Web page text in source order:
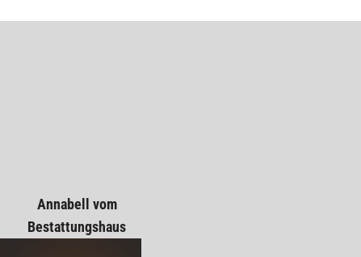
Annabell vom
Bestattungshaus